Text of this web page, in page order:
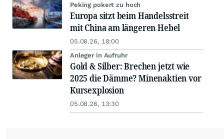
Peking pokert zu hoch
Europa sitzt beim Handelsstreit
mit China am längeren Hebel
05.08.26, 18:00
Anleger in Aufruhr
Gold & Silber: Brechen jetzt wie
2025 die Dämme? Minenaktien vor
Kursexplosion
05.08.26, 13:30